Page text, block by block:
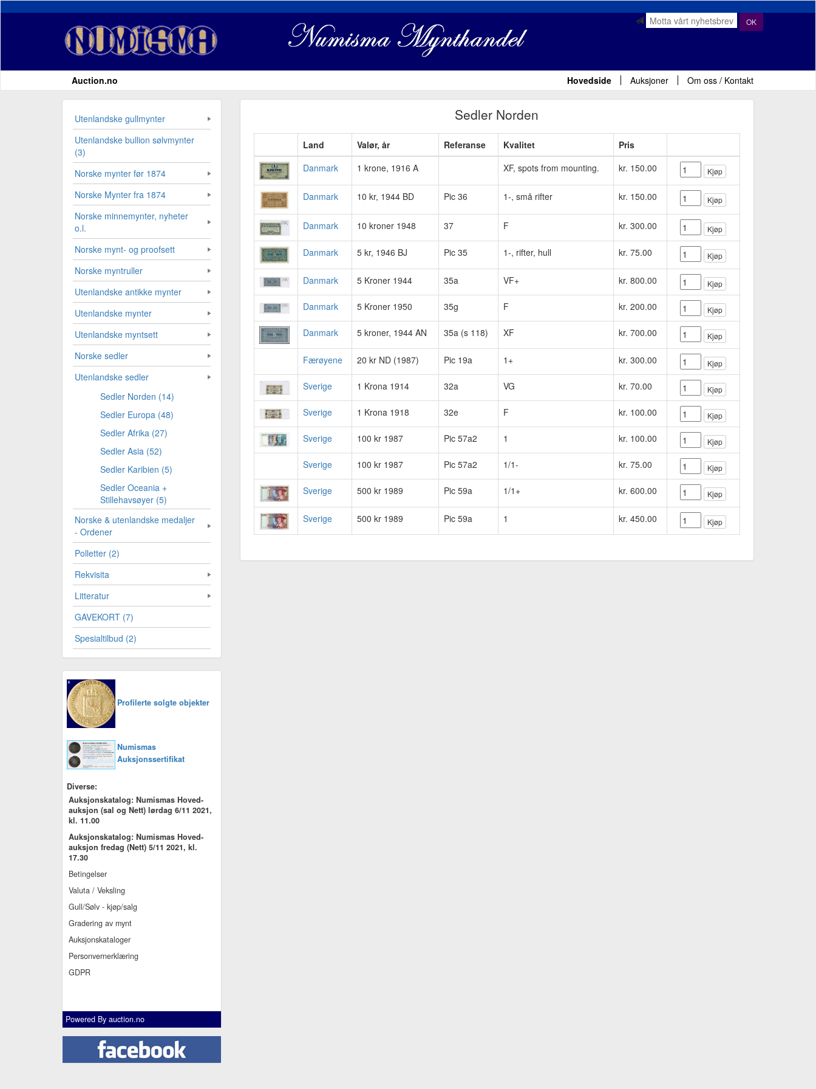
OK
Auction.no Hovedside Auksjoner Om oss / Kontakt
Utenlandske gullmynter
Utenlandske bullion sølvmynter
(3)
Norske mynter før 1874
Norske Mynter fra 1874
Norske minnemynter, nyheter
o.l.
Norske mynt- og proofsett
Norske myntruller
Utenlandske antikke mynter
Utenlandske mynter
Utenlandske myntsett
Norske sedler
Utenlandske sedler
Sedler Norden (14)
Sedler Europa (48)
Sedler Afrika (27)
Sedler Asia (52)
Sedler Karibien (5)
Sedler Oceania +
Stillehavsøyer (5)
Norske & utenlandske medaljer
- Ordener
Polletter (2)
Rekvisita
Litteratur
GAVEKORT (7)
Spesialtilbud (2)
Profilerte solgte objekter
Numismas
Auksjonssertifikat
Diverse:
Auksjonskatalog: Numismas Hoved-
auksjon (sal og Nett) lørdag 6/11 2021,
kl. 11.00
Auksjonskatalog: Numismas Hoved-
auksjon fredag (Nett) 5/11 2021, kl.
17.30
Betingelser
Valuta / Veksling
Gull/Sølv - kjøp/salg
Gradering av mynt
Auksjonskataloger
Personvernerklæring
GDPR
Powered By auction.no
Sedler Norden
Land Valør, år Referanse Kvalitet
Pris
Danmark
1 krone, 1916 A XF, spots from mounting. kr. 150.00 Kjøp
Danmark 10 kr, 1944 BD Pic 36 1-, små rifter kr. 150.00 Kjøp
Danmark 10 kroner 1948 37 F kr. 300.00 Kjøp
Danmark 5 kr, 1946 BJ Pic 35 1-, rifter, hull kr. 75.00 Kjøp
Danmark 5 Kroner 1944 35a VF+ kr. 800.00 Kjøp
Danmark 5 Kroner 1950 35g F kr. 200.00 Kjøp
Danmark 5 kroner, 1944 AN 35a (s 118) XF kr. 700.00 Kjøp
Færøyene 20 kr ND (1987) Pic 19a 1+ kr. 300.00 Kjøp
Sverige 1 Krona 1914 32a VG kr. 70.00 Kjøp
Sverige 1 Krona 1918 32e F kr. 100.00 Kjøp
Sverige 100 kr 1987 Pic 57a2 1 kr. 100.00 Kjøp
Sverige 100 kr 1987 Pic 57a2 1/1- kr. 75.00 Kjøp
Sverige 500 kr 1989 Pic 59a 1/1+ kr. 600.00 Kjøp
Sverige 500 kr 1989 Pic 59a 1 kr. 450.00 Kjøp